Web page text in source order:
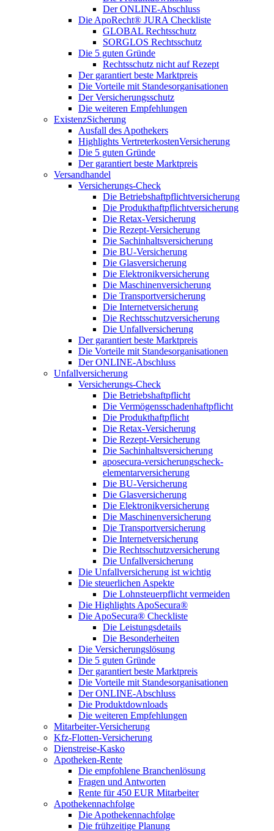
Der ONLINE-Abschluss
Die ApoRecht® JURA Checkliste
GLOBAL Rechtsschutz
SORGLOS Rechtsschutz
Die 5 guten Gründe
Rechtsschutz nicht auf Rezept
Der garantiert beste Marktpreis
Die Vorteile mit Standesorganisationen
Der Versicherungsschutz
Die weiteren Empfehlungen
ExistenzSicherung
Ausfall des Apothekers
Highlights VertreterkostenVersicherung
Die 5 guten Gründe
Der garantiert beste Marktpreis
Versandhandel
Versicherungs-Check
Die Betriebshaftpflichtversicherung
Die Produkthaftpflichtversicherung
Die Retax-Versicherung
Die Rezept-Versicherung
Die Sachinhaltsversicherung
Die BU-Versicherung
Die Glasversicherung
Die Elektronikversicherung
Die Maschinenversicherung
Die Transportversicherung
Die Internetversicherung
Die Rechtsschutzversicherung
Die Unfallversicherung
Der garantiert beste Marktpreis
Die Vorteile mit Standesorganisationen
Der ONLINE-Abschluss
Unfallversicherung
Versicherungs-Check
Die Betriebshaftpflicht
Die Vermögensschadenhaftpflicht
Die Produkthaftpflicht
Die Retax-Versicherung
Die Rezept-Versicherung
Die Sachinhaltsversicherung
aposecura-versicherungscheck-
elementarversicherung
Die BU-Versicherung
Die Glasversicherung
Die Elektronikversicherung
Die Maschinenversicherung
Die Transportversicherung
Die Internetversicherung
Die Rechtsschutzversicherung
Die Unfallversicherung
Die Unfallversicherung ist wichtig
Die steuerlichen Aspekte
Die Lohnsteuerpflicht vermeiden
Die Highlights ApoSecura®
Die ApoSecura® Checkliste
Die Leistungsdetails
Die Besonderheiten
Die Versicherungslösung
Die 5 guten Gründe
Der garantiert beste Marktpreis
Die Vorteile mit Standesorganisationen
Der ONLINE-Abschluss
Die Produktdownloads
Die weiteren Empfehlungen
Mitarbeiter-Versicherung
Kfz-Flotten-Versicherung
Dienstreise-Kasko
Apotheken-Rente
Die empfohlene Branchenlösung
Fragen und Antworten
Rente für 450 EUR Mitarbeiter
Apothekennachfolge
Die Apothekennachfolge
Die frühzeitige Planung